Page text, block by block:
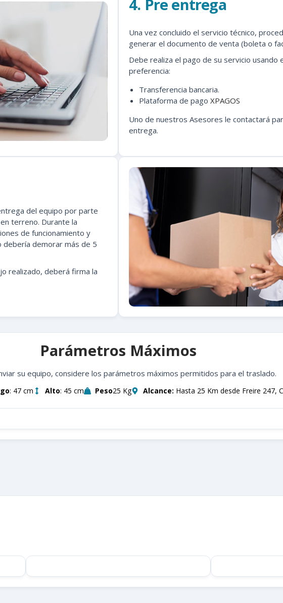
4. Pre entrega
Una vez concluido el servicio técnico,
generar el documento de venta (boleta o
Debe realiza el pago de su servicio usando
preferencia:
Transferencia bancaria.
Plataforma de pago XPAGOS
Uno de nuestros Asesores le contactará
entrega.
del equipo por parte
terreno. Durante la
de funcionamiento y
demorar más de 5
realizado, deberá firma la
Parámetros Máximos
su equipo, considere los parámetros máximos permitidos para el traslado.
: 47 cm Alto: 45 cm Peso25 Kg Alcance: Hasta 25 Km desde Freire 247,